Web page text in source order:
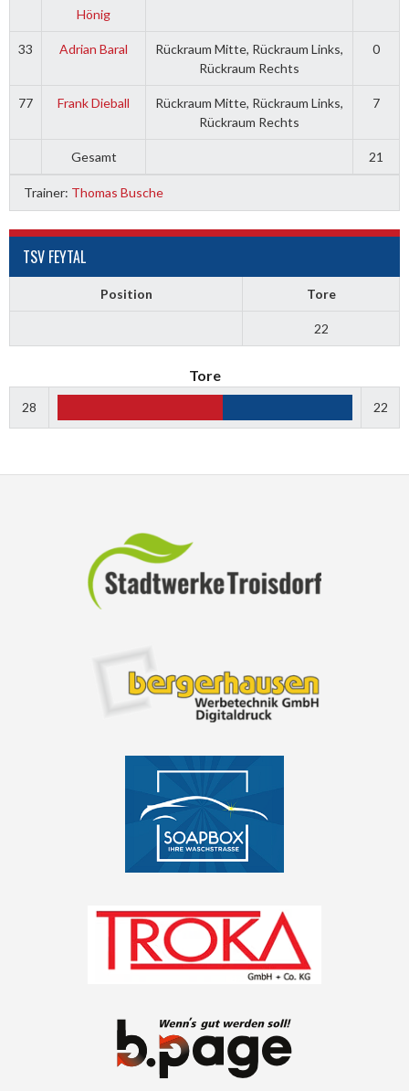
Hönig
33 Adrian Baral
Rückraum Mitte, Rückraum Links,
Rückraum Rechts
0
77 Frank Dieball
Rückraum Mitte, Rückraum Links,
Rückraum Rechts
7
Gesamt 21
Trainer: Thomas Busche
TSV FEYTAL
Position Tore
22
Tore
28 22